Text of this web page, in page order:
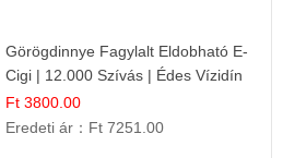
Görögdinnye Fagylalt Eldobható E-
Cigi | 12.000 Szívás | Édes Vízidín
Íz
Ft 3800.00
Eredeti ár： Ft 7251.00